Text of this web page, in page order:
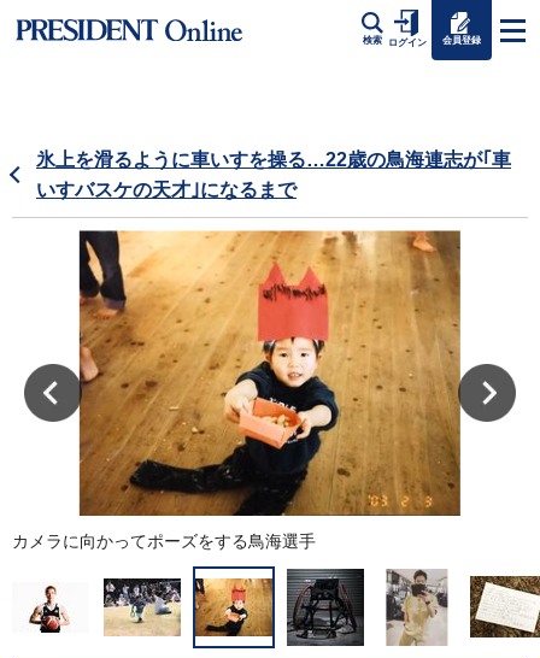
検索 ログイン 会員登録
氷上を滑るように車いすを操る…22歳の鳥海連志が｢車
いすバスケの天才｣になるまで
カメラに向かってポーズをする鳥海選手